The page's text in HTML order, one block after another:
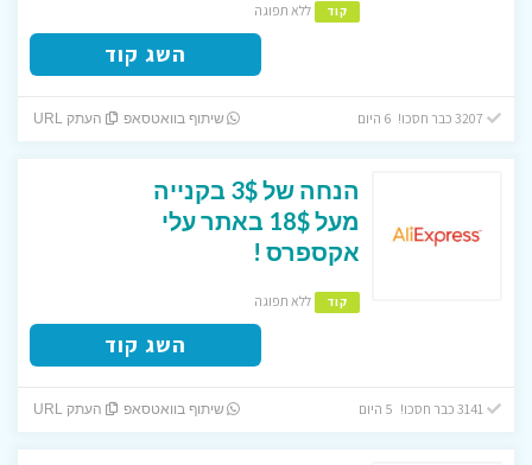
קוד ללא תפוגה
השג קוד
שיתוף בוואטסאפ העתק URL
הנחה של 3$ בקנייה
מעל 18$ באתר עלי
אקספרס !
קוד ללא תפוגה
השג קוד
3141 כבר חסכו! 5 היום שיתוף בוואטסאפ העתק URL